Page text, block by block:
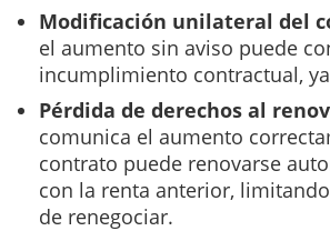
Modificación unilateral del
el aumento sin aviso puede
incumplimiento contractual,
Pérdida de derechos al
comunica el aumento
contrato puede renovarse
con la renta anterior,
de renegociar.